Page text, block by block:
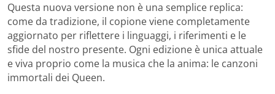
Questa nuova versione non è una semplice replica:
come da tradizione, il copione viene completamente
aggiornato per riflettere i linguaggi, i riferimenti e le
sfide del nostro presente. Ogni edizione è unica attuale
e viva proprio come la musica che la anima: le canzoni
immortali dei Queen.